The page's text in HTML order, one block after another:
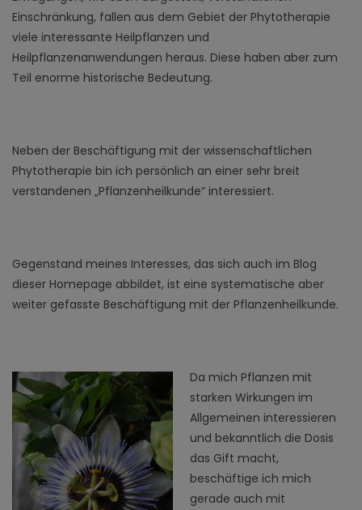
Einschränkung, fallen aus dem Gebiet der Phytotherapie
viele interessante Heilpflanzen und
Heilpflanzenanwendungen heraus. Diese haben aber zum
Teil enorme historische Bedeutung.
Neben der Beschäftigung mit der wissenschaftlichen
Phytotherapie bin ich persönlich an einer sehr breit
verstandenen „Pflanzenheilkunde“ interessiert.
Gegenstand meines Interesses, das sich auch im Blog
dieser Homepage abbildet, ist eine systematische aber
weiter gefasste Beschäftigung mit der Pflanzenheilkunde.
Da mich Pflanzen mit
starken Wirkungen im
Allgemeinen interessieren
und bekanntlich die Dosis
das Gift macht,
beschäftige ich mich
gerade auch mit